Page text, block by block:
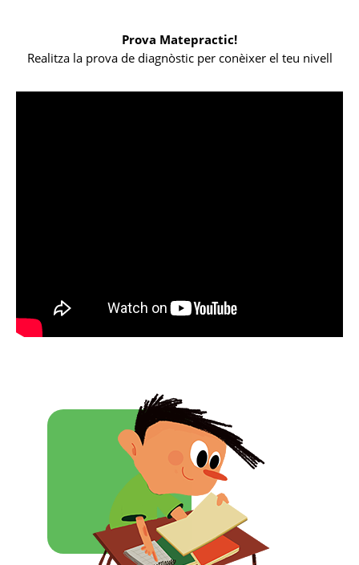
Prova Matepractic!
Realitza la prova de diagnòstic per conèixer el teu nivell